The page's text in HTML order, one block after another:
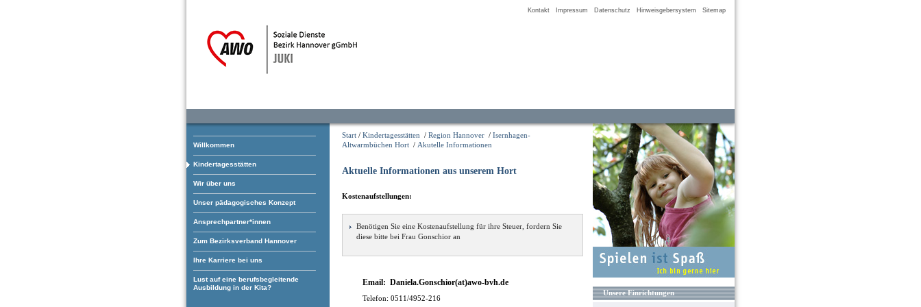
Kontakt Impressum Datenschutz Hinweisgebersystem Sitemap
Willkommen
Kindertagesstätten
Wir über uns
Unser pädagogisches Konzept
Ansprechpartner*innen
Zum Bezirksverband Hannover
Ihre Karriere bei uns
Lust auf eine berufsbegleitende
Ausbildung in der Kita?
Start / Kindertagesstätten / Region Hannover / Isernhagen-
Altwarmbüchen Hort / Akutelle Informationen
Aktuelle Informationen aus unserem Hort
Kostenaufstellungen:
Benötigen Sie eine Kostenaufstellung für ihre Steuer, fordern Sie
diese bitte bei Frau Gonschior an
Email: Daniela.Gonschior(at)awo-bvh.de
Telefon: 0511/4952-216
Unsere Einrichtungen